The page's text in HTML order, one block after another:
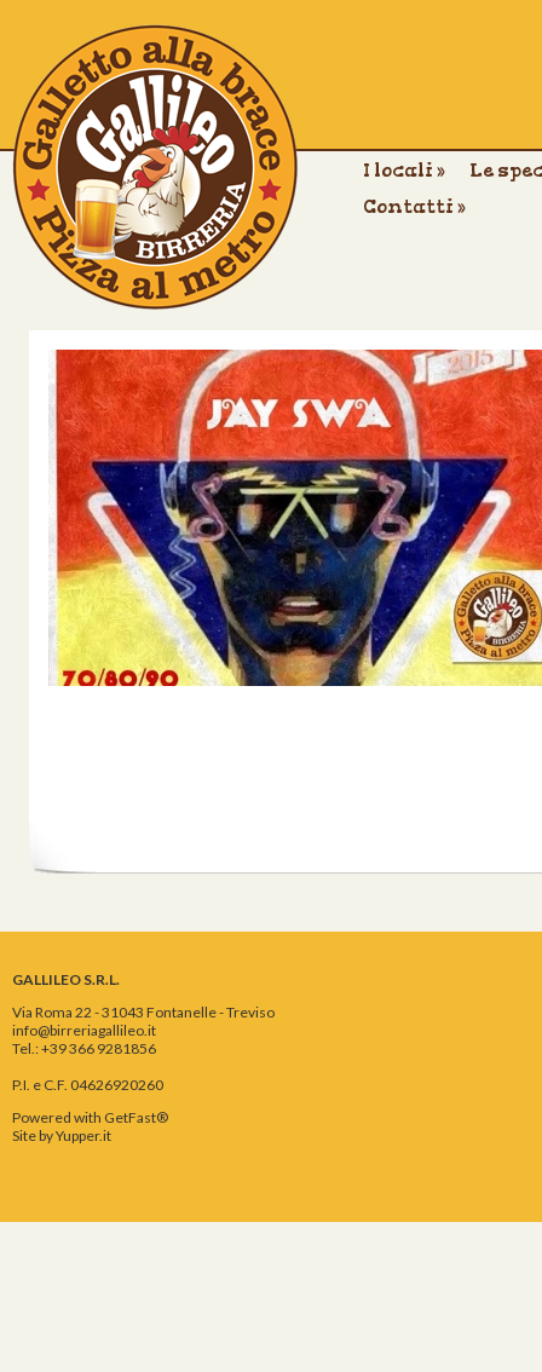
I locali »
Le
Contatti »
GALLILEO S.R.L.
Via Roma 22 - 31043 Fontanelle - Treviso
info@birreriagallileo.it
Tel.: +39 366 9281856
P.I. e C.F. 04626920260
Powered with GetFast®
Site byYupper.it